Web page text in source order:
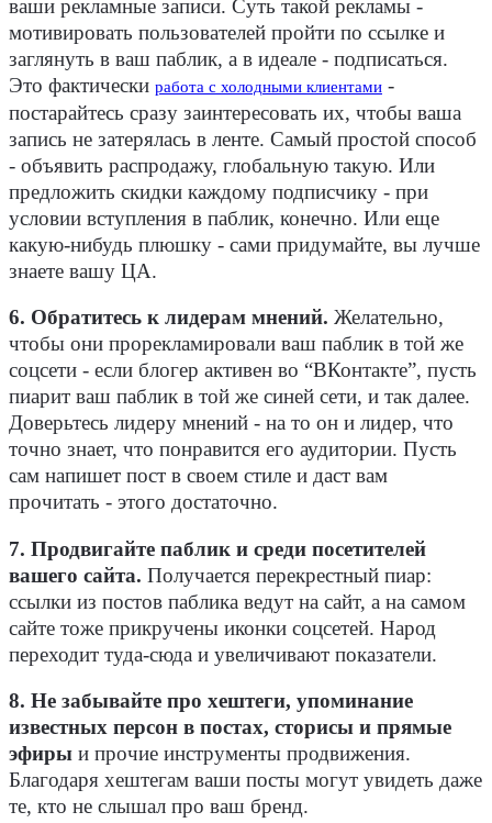
ваши рекламные записи. Суть такой рекламы -
мотивировать пользователей пройти по ссылке и
заглянуть в ваш паблик, а в идеале - подписаться.
Это фактически работа с холодными клиентами -
постарайтесь сразу заинтересовать их, чтобы ваша
запись не затерялась в ленте. Самый простой способ
- объявить распродажу, глобальную такую. Или
предложить скидки каждому подписчику - при
условии вступления в паблик, конечно. Или еще
какую-нибудь плюшку - сами придумайте, вы лучше
знаете вашу ЦА.
6. Обратитесь к лидерам мнений. Желательно,
чтобы они прорекламировали ваш паблик в той же
соцсети - если блогер активен во “ВКонтакте”, пусть
пиарит ваш паблик в той же синей сети, и так далее.
Доверьтесь лидеру мнений - на то он и лидер, что
точно знает, что понравится его аудитории. Пусть
сам напишет пост в своем стиле и даст вам
прочитать - этого достаточно.
7. Продвигайте паблик и среди посетителей
вашего сайта. Получается перекрестный пиар:
ссылки из постов паблика ведут на сайт, а на самом
сайте тоже прикручены иконки соцсетей. Народ
переходит туда-сюда и увеличивают показатели.
8. Не забывайте про хештеги, упоминание
известных персон в постах, сторисы и прямые
эфиры и прочие инструменты продвижения.
Благодаря хештегам ваши посты могут увидеть даже
те, кто не слышал про ваш бренд.